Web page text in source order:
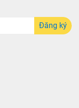
Đăng ký